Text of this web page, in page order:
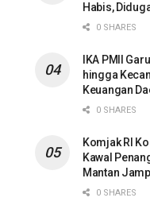
Habis,
0 SHARES
IKA PMII
hingga
Keuangan
0 SHARES
Komjak RI
Kawal
Mantan
0 SHARES